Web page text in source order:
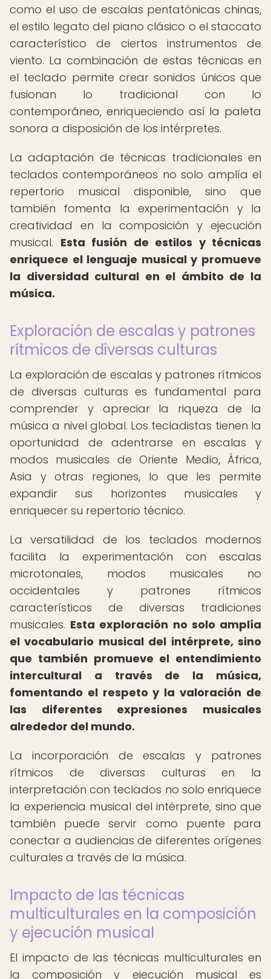
como el uso de escalas pentatónicas chinas,
el estilo legato del piano clásico o el staccato
característico de ciertos instrumentos de
viento. La combinación de estas técnicas en
el teclado permite crear sonidos únicos que
fusionan lo tradicional con lo
contemporáneo, enriqueciendo así la paleta
sonora a disposición de los intérpretes.
La adaptación de técnicas tradicionales en
teclados contemporáneos no solo amplía el
repertorio musical disponible, sino que
también fomenta la experimentación y la
creatividad en la composición y ejecución
musical. Esta fusión de estilos y técnicas
enriquece el lenguaje musical y promueve
la diversidad cultural en el ámbito de la
música.
Exploración de escalas y patrones
rítmicos de diversas culturas
La exploración de escalas y patrones rítmicos
de diversas culturas es fundamental para
comprender y apreciar la riqueza de la
música a nivel global. Los tecladistas tienen la
oportunidad de adentrarse en escalas y
modos musicales de Oriente Medio, África,
Asia y otras regiones, lo que les permite
expandir sus horizontes musicales y
enriquecer su repertorio técnico.
La versatilidad de los teclados modernos
facilita la experimentación con escalas
microtonales, modos musicales no
occidentales y patrones rítmicos
característicos de diversas tradiciones
musicales. Esta exploración no solo amplía
el vocabulario musical del intérprete, sino
que también promueve el entendimiento
intercultural a través de la música,
fomentando el respeto y la valoración de
las diferentes expresiones musicales
alrededor del mundo.
La incorporación de escalas y patrones
rítmicos de diversas culturas en la
interpretación con teclados no solo enriquece
la experiencia musical del intérprete, sino que
también puede servir como puente para
conectar a audiencias de diferentes orígenes
culturales a través de la música.
Impacto de las técnicas
multiculturales en la composición
y ejecución musical
El impacto de las técnicas multiculturales en
la composición y ejecución musical es